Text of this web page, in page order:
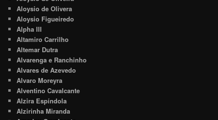
Aloysio de Olivera
Aloysio Figueiredo
Alpha III
Altamiro Carrilho
Altemar Dutra
Alvarenga e Ranchinho
Alvares de Azevedo
Alvaro Moreyra
Alventino Cavalcante
Alzira Espíndola
Alzirinha Miranda